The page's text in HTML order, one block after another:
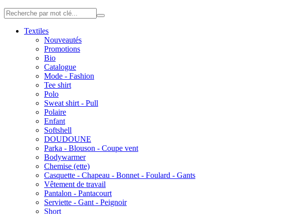
Textiles
Nouveautés
Promotions
Bio
Catalogue
Mode - Fashion
Tee shirt
Polo
Sweat shirt - Pull
Polaire
Enfant
Softshell
DOUDOUNE
Parka - Blouson - Coupe vent
Bodywarmer
Chemise (ette)
Casquette - Chapeau - Bonnet - Foulard - Gants
Vêtement de travail
Pantalon - Pantacourt
Serviette - Gant - Peignoir
Short